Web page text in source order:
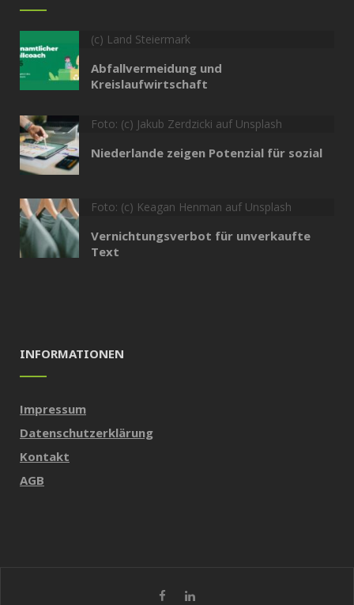
(c) Land Steiermark
Abfallvermeidung und
Kreislaufwirtschaft
Foto: (c) Jakub Zerdzicki auf Unsplash
Niederlande zeigen Potenzial für sozial
Foto: (c) Keagan Henman auf Unsplash
Vernichtungsverbot für unverkaufte
Text
INFORMATIONEN
Impressum
Datenschutzerklärung
Kontakt
AGB